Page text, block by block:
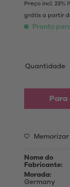
Preço incl. 23%
grátis a partir
Pronto
Quantidade
Memorizar
Nome do
Fabricante:
Morada:
Germany